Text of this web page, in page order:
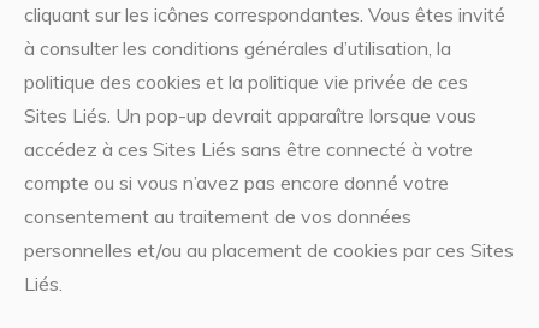
cliquant sur les icônes correspondantes. Vous êtes invité
à consulter les conditions générales d’utilisation, la
politique des cookies et la politique vie privée de ces
Sites Liés. Un pop-up devrait apparaître lorsque vous
accédez à ces Sites Liés sans être connecté à votre
compte ou si vous n’avez pas encore donné votre
consentement au traitement de vos données
personnelles et/ou au placement de cookies par ces Sites
Liés.